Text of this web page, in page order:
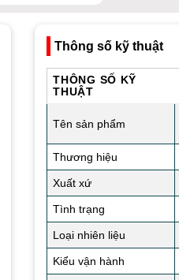
Thông số kỹ thuật
THÔNG SỐ KỸ
THUẬT
Tên sản phẩm
Thương hiệu
Xuất xứ
Tình trạng
Loại nhiên liệu
Kiểu vận hành